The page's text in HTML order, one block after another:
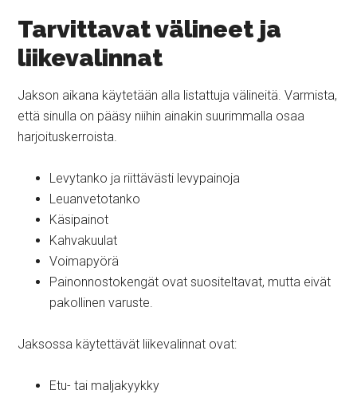
Tarvittavat välineet ja
liikevalinnat
Jakson aikana käytetään alla listattuja välineitä. Varmista,
että sinulla on pääsy niihin ainakin suurimmalla osaa
harjoituskerroista.
Levytanko ja riittävästi levypainoja
Leuanvetotanko
Käsipainot
Kahvakuulat
Voimapyörä
Painonnostokengät ovat suositeltavat, mutta eivät
pakollinen varuste.
Jaksossa käytettävät liikevalinnat ovat:
Etu- tai maljakyykky